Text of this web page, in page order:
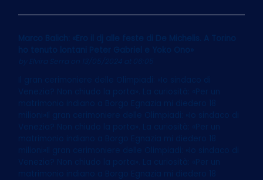
Marco Balich: «Ero il dj alle feste di De Michelis. A Torino
ho tenuto lontani Peter Gabriel e Yoko Ono»
on 13/05/2024 at 06:05
Il gran cerimoniere delle Olimpiadi: «Io sindaco di
Venezia? Non chiudo la porta». La curiosità: «Per un
matrimonio indiano a Borgo Egnazia mi diedero 18
milioni»Il gran cerimoniere delle Olimpiadi: «Io sindaco di
Venezia? Non chiudo la porta». La curiosità: «Per un
matrimonio indiano a Borgo Egnazia mi diedero 18
milioni»Il gran cerimoniere delle Olimpiadi: «Io sindaco di
Venezia? Non chiudo la porta». La curiosità: «Per un
matrimonio indiano a Borgo Egnazia mi diedero 18